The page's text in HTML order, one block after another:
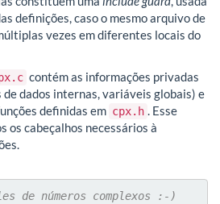
definições, caso o mesmo arquivo de
vezes em diferentes locais do
contém as informações privadas
dados internas, variáveis globais) e
definidas em cpx.h . Esse
os cabeçalhos necessários à
de números complexos :-)